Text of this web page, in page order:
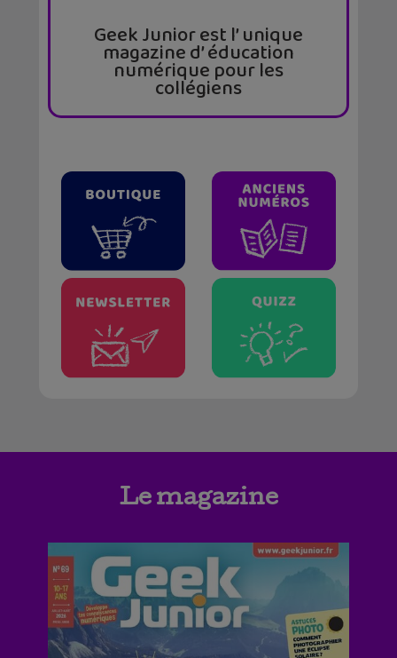
Geek Junior est l’ unique
magazine d’ éducation
numérique pour les
collégiens
Le magazine